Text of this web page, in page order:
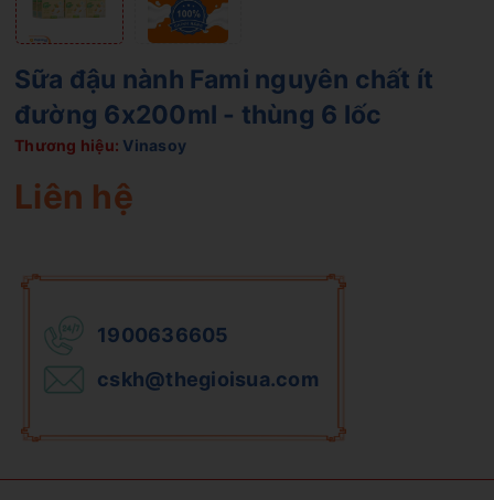
Sữa đậu nành Fami nguyên chất ít
đường 6x200ml - thùng 6 lốc
Thương hiệu: Vinasoy
Liên hệ
1900636605
cskh@thegioisua.com